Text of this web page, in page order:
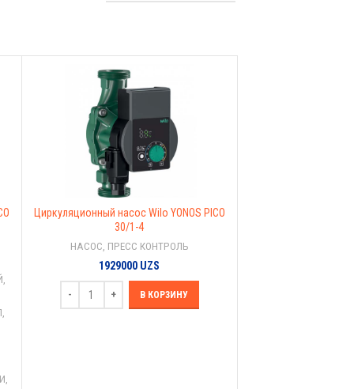
Циркуляционный насос Wilo YONOS PICO
30/1-4
НАСОС, ПРЕСС КОНТРОЛЬ
1929000 UZS
В КОРЗИНУ